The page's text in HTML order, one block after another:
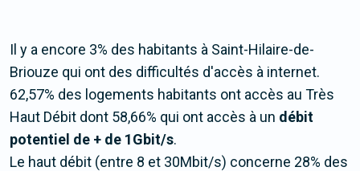
Il y a encore 3% des habitants à Saint-Hilaire-de-
Briouze qui ont des difficultés d'accès à internet.
62,57% des logements habitants ont accès au Très
Haut Débit dont 58,66% qui ont accès à un débit
potentiel de + de 1Gbit/s.
Le haut débit (entre 8 et 30Mbit/s) concerne 28% des